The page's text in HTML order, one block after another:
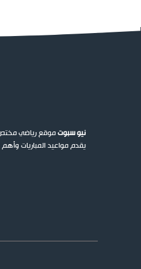
نيو سبوتموقع رياضي مختص
يقدم مواعيد المباريات وأهم